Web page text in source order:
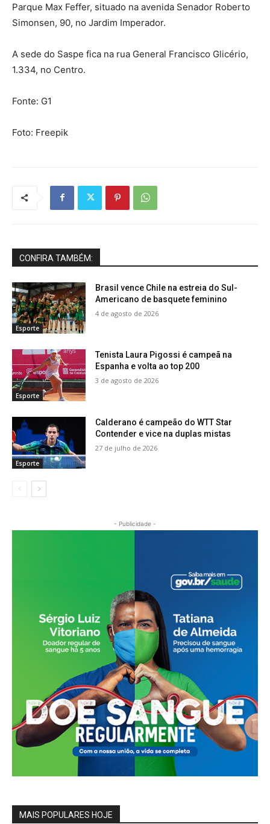
Parque Max Feffer, situado na avenida Senador Roberto
Simonsen, 90, no Jardim Imperador.
A sede do Saspe fica na rua General Francisco Glicério,
1.334, no Centro.
Fonte: G1
Foto: Freepik
CONFIRA TAMBÉM:
Esporte
Brasil vence Chile na estreia do Sul-
Americano de basquete feminino
4 de agosto de 2026
Esporte
Tenista Laura Pigossi é campeã na
Espanha e volta ao top 200
3 de agosto de 2026
Esporte
Calderano é campeão do WTT Star
Contender e vice na duplas mistas
27 de julho de 2026
- Publicidade -
MAIS POPULARES HOJE